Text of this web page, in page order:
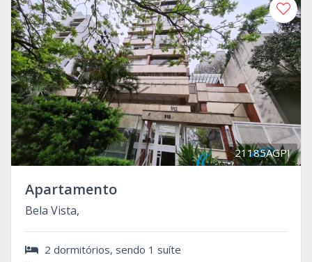
21185AGPI
Apartamento
Bela Vista,
2 dormitórios, sendo 1 suíte